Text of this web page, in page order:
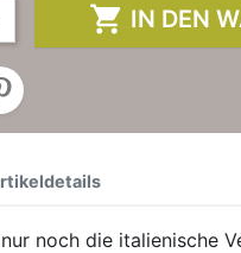
 IN DEN
noch die italienische